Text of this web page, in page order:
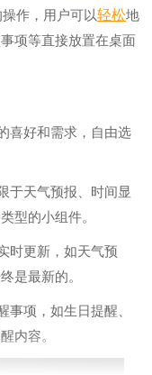
作，用户可以轻松地
项等直接放置在桌面
喜好和需求，自由选
于天气预报、时间显
型的小组件。
时更新，如天气预
是最新的。
事项，如生日提醒、
内容。